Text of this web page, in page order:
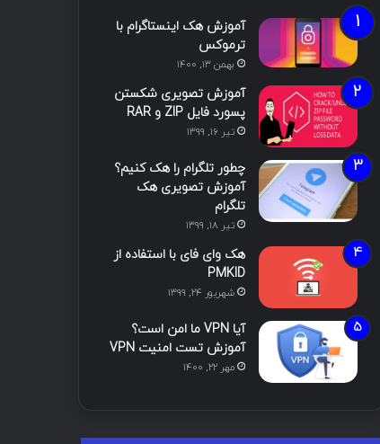
آموزش هک اینستاگرام با
ترموکس
بهمن ۱۳, ۱۴۰۰
آموزش تصویری شکستن
پسورد فایل ZIP و RAR
تیر ۱۶, ۱۳۹۹
چطور تلگرام را هک کنیم؟
آموزش تصویری هک
تلگرام
تیر ۱۸, ۱۳۹۹
هک وای فای با استفاده از
PMKID
شهریور ۲۴, ۱۳۹۹
آیا VPN ما امن است؟
آموزش تست امنیت VPN
مهر ۲۲, ۱۴۰۰